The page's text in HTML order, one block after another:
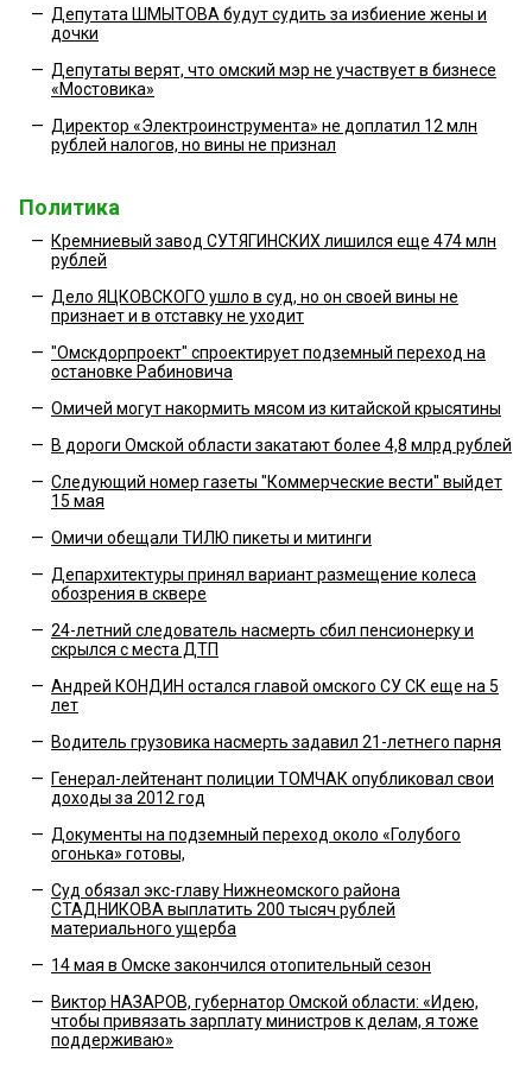
— Депутата ШМЫТОВА будут судить за избиение жены и
дочки
— Депутаты верят, что омский мэр не участвует в бизнесе
«Мостовика»
— Директор «Электроинструмента» не доплатил 12 млн
рублей налогов, но вины не признал
Политика
— Кремниевый завод СУТЯГИНСКИХ лишился еще 474 млн
рублей
— Дело ЯЦКОВСКОГО ушло в суд, но он своей вины не
признает и в отставку не уходит
— "Омскдорпроект" спроектирует подземный переход на
остановке Рабиновича
— Омичей могут накормить мясом из китайской крысятины
— В дороги Омской области закатают более 4,8 млрд рублей
— Следующий номер газеты "Коммерческие вести" выйдет
15 мая
— Омичи обещали ТИЛЮ пикеты и митинги
— Депархитектуры принял вариант размещение колеса
обозрения в сквере
— 24-летний следователь насмерть сбил пенсионерку и
скрылся с места ДТП
— Андрей КОНДИН остался главой омского СУ СК еще на 5
лет
— Водитель грузовика насмерть задавил 21-летнего парня
— Генерал-лейтенант полиции ТОМЧАК опубликовал свои
доходы за 2012 год
— Документы на подземный переход около «Голубого
огонька» готовы,
— Суд обязал экс-главу Нижнеомского района
СТАДНИКОВА выплатить 200 тысяч рублей
материального ущерба
— 14 мая в Омске закончился отопительный сезон
— Виктор НАЗАРОВ, губернатор Омской области: «Идею,
чтобы привязать зарплату министров к делам, я тоже
поддерживаю»